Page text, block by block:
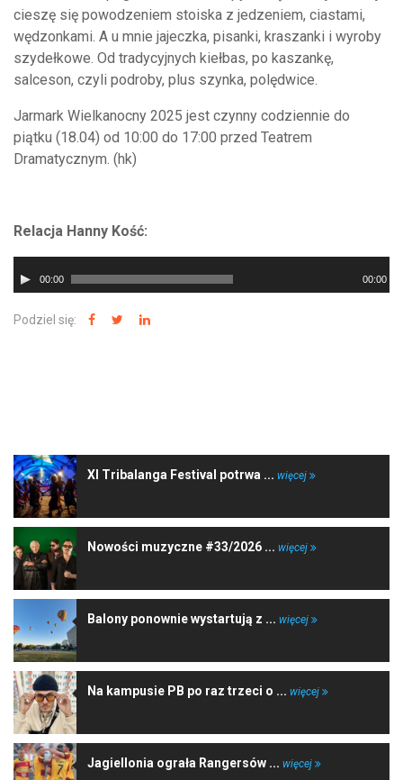
cieszę się powodzeniem stoiska z jedzeniem, ciastami,
wędzonkami. A u mnie jajeczka, pisanki, kraszanki i wyroby
szydełkowe. Od tradycyjnych kiełbas, po kaszankę,
salceson, czyli podroby, plus szynka, polędwice.
Jarmark Wielkanocny 2025 jest czynny codziennie do
piątku (18.04) od 10:00 do 17:00 przed Teatrem
Dramatycznym. (hk)
Relacja Hanny Kość:
plików00:00 00:00
Podziel się:
XI Tribalanga Festival potrwa ... więcej
Nowości muzyczne #33/2026 ... więcej
Balony ponownie wystartują z ... więcej
Na kampusie PB po raz trzeci o ... więcej
Jagiellonia ograła Rangersów ... więcej